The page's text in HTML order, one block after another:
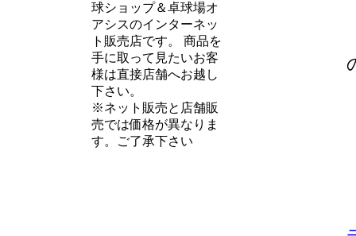
球ショップ＆卓球場オ
アシスのインターネッ
ト販売店です。 商品を
手に取って見たいお客
様は直接店舗へお越し
下さい。
※ネット販売と店舗販
売では価格が異なりま
す。ご了承下さい